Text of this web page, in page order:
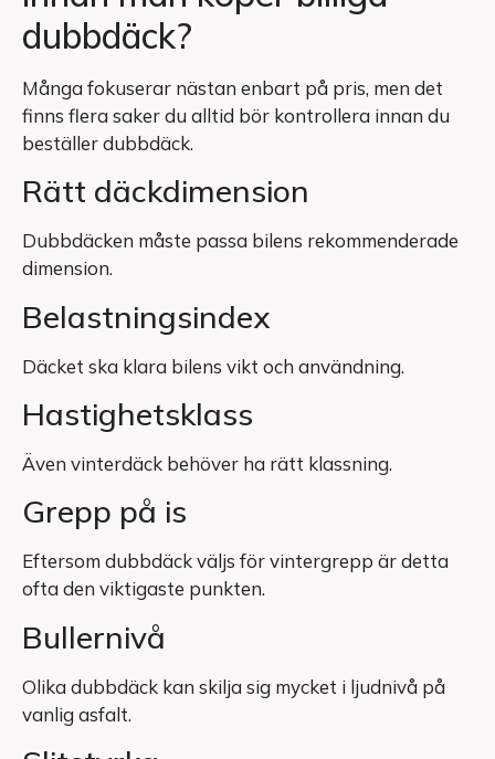
dubbdäck?
Många fokuserar nästan enbart på pris, men det
finns flera saker du alltid bör kontrollera innan du
beställer dubbdäck.
Rätt däckdimension
Dubbdäcken måste passa bilens rekommenderade
dimension.
Belastningsindex
Däcket ska klara bilens vikt och användning.
Hastighetsklass
Även vinterdäck behöver ha rätt klassning.
Grepp på is
Eftersom dubbdäck väljs för vintergrepp är detta
ofta den viktigaste punkten.
Bullernivå
Olika dubbdäck kan skilja sig mycket i ljudnivå på
vanlig asfalt.